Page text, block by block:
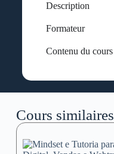
Description
Formateur
Contenu du cours
Cours similaires